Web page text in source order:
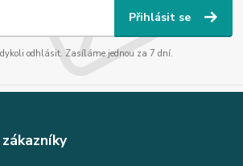
Přihlásit se
odhlásit. Zasíláme jednou za 7 dní.